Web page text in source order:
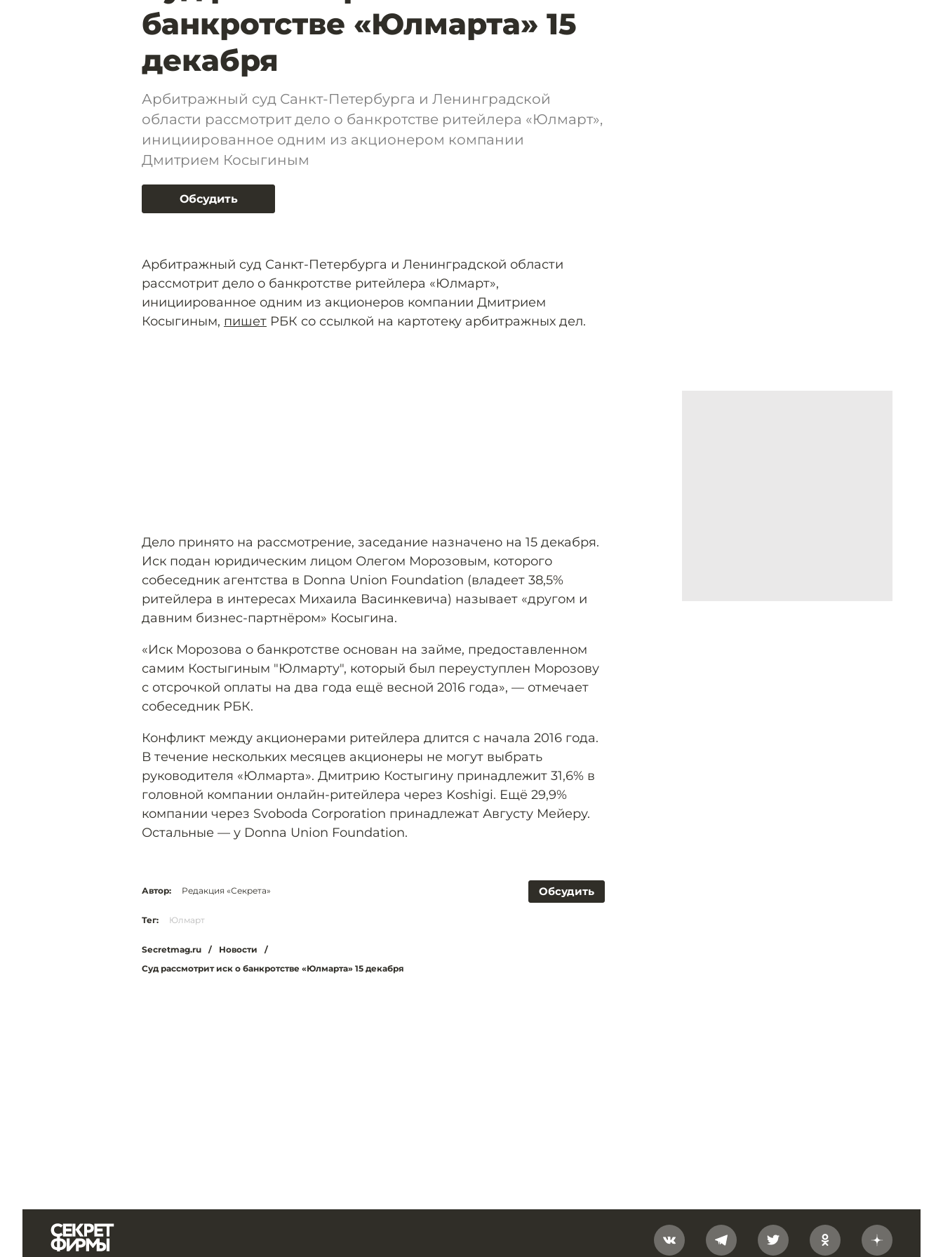
банкротстве «Юлмарта» 15
декабря
Арбитражный суд Санкт-Петербурга и Ленинградской
области рассмотрит дело о банкротстве ритейлера «Юлмарт»,
инициированное одним из акционером компании
Дмитрием Косыгиным
Обсудить
Арбитражный суд Санкт-Петербурга и Ленинградской области
рассмотрит дело о банкротстве ритейлера «Юлмарт»,
инициированное одним из акционеров компании Дмитрием
Косыгиным, пишет РБК со ссылкой на картотеку арбитражных дел.
Дело принято на рассмотрение, заседание назначено на 15 декабря.
Иск подан юридическим лицом Олегом Морозовым, которого
собеседник агентства в Donna Union Foundation (владеет 38,5%
ритейлера в интересах Михаила Васинкевича) называет «другом и
давним бизнес-партнёром» Косыгина.
«Иск Морозова о банкротстве основан на займе, предоставленном
самим Костыгиным "Юлмарту", который был переуступлен Морозову
с отсрочкой оплаты на два года ещё весной 2016 года», — отмечает
собеседник РБК.
Конфликт между акционерами ритейлера длится с начала 2016 года.
В течение нескольких месяцев акционеры не могут выбрать
руководителя «Юлмарта». Дмитрию Костыгину принадлежит 31,6% в
головной компании онлайн-ритейлера через Koshigi. Ещё 29,9%
компании через Svoboda Corporation принадлежат Августу Мейеру.
Остальные — у Donna Union Foundation.
Обсудить
Автор: Редакция «Секрета»
Тег: Юлмарт
Secretmag.ru / Новости
/
Суд рассмотрит иск о банкротстве «Юлмарта» 15 декабря